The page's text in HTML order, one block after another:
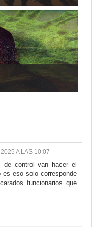
A LAS 10:07
de control van hacer el
eso solo corresponde
funcionarios que